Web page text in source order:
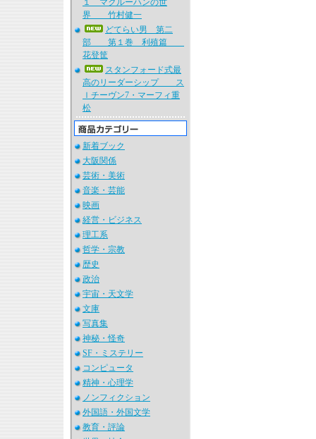
１ マクルーハンの世
界 竹村健一
どてらい男 第二
部 第１巻 利殖篇
花登筐
スタンフォード式最
高のリーダーシップ ス
ｌチーヴン7・マーフィ重
松
新着ブック
大阪関係
芸術・美術
音楽・芸能
映画
経営・ビジネス
理工系
哲学・宗教
歴史
政治
宇宙・天文学
文庫
写真集
神秘・怪奇
SF・ミステリー
コンピュータ
精神・心理学
ノンフィクション
外国語・外国文学
教育・評論